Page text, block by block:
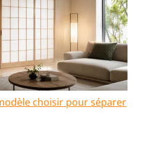
choisir pour séparer